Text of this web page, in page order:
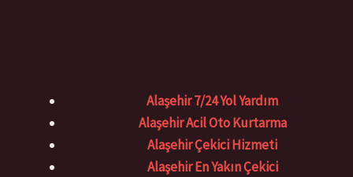
Alaşehir 7/24 Yol Yardım
Alaşehir Acil Oto Kurtarma
Alaşehir Çekici Hizmeti
Alaşehir En Yakın Çekici